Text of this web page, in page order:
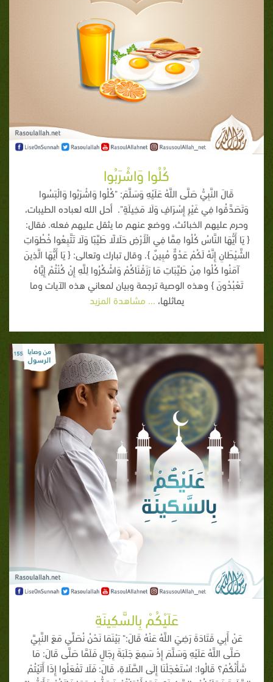
كُلُوا وَاشْرَبُوا
قَالَ النَّبِيُّ صَلَّى اللَّهُ عَلَيْهِ وَسَلَّمَ: "كُلُوا وَاشْرَبُوا وَالْبَسُوا
وَتَصَدَّقُوا فِي غَيْرِ إِسْرَافٍ وَلَا مَخِيلَةٍ". أحل الله لعباده الطيبات،
وحرم عليهم الخبائث، ووضع عنهم ما يثقل عليهم فعله. فقال:
{ يَا أَيُّهَا النَّاسُ كُلُوا مِمَّا فِي الْأَرْضِ حَلَالًا طَيِّبًا وَلَا تَتَّبِعُوا خُطُوَاتِ
الشَّيْطَانِ إِنَّهُ لَكُمْ عَدُوٌّ مُبِينٌ }. وقال تبارك وتعالى: { يَا أَيُّهَا الَّذِينَ
آمَنُوا كُلُوا مِنْ طَيِّبَاتِ مَا رَزَقْنَاكُمْ وَاشْكُرُوا لِلَّهِ إِنْ كُنْتُمْ إِيَّاهُ
تَعْبُدُونَ } وهذه الوصية ترجمة وبيان لمعاني هذه الآيات وما
يماثلها، ... مشاهدة المزيد
عَلَيْكُمْ بِالسَّكِينَةِ
عَنْ أَبِي قَتَادَةَ رَضِيَ اللَّهُ عَنْهُ قَالَ:" بَيْنَمَا نَحْنُ نُصَلِّي مَعَ النَّبِيِّ
صَلَّى اللَّهُ عَلَيْهِ وَسَلَّمَ إِذْ سَمِعَ جَلَبَةَ رِجَالٍ فَلَمَّا صَلَّى قَالَ: مَا
شَأْنُكُمْ؟ قَالُوا: اسْتَعْجَلْنَا إِلَى الصَّلَاةِ، قَالَ: فَلَا تَفْعَلُوا إِذَا أَتَيْتُمْ